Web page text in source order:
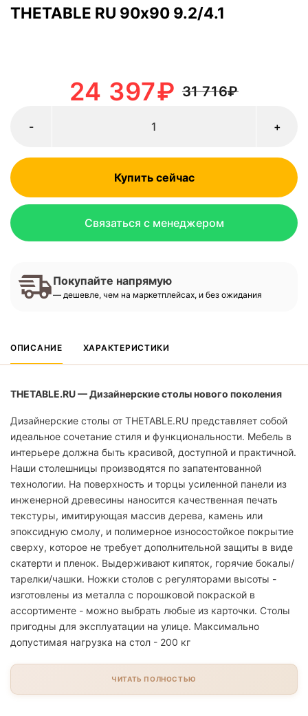
THETABLE RU 90х90 9.2/4.1
31 716₽
24 397₽
+
-
Купить сейчас
Связаться с менеджером
Покупайте напрямую
— дешевле, чем на маркетплейсах, и без ожидания
ОПИСАНИЕ ХАРАКТЕРИСТИКИ
THETABLE.RU — Дизайнерские столы нового поколения
Дизайнерские столы от THETABLE.RU представляет собой
идеальное сочетание стиля и функциональности. Мебель в
интерьере должна быть красивой, доступной и практичной.
Наши столешницы производятся по запатентованной
технологии. На поверхность и торцы усиленной панели из
инженерной древесины наносится качественная печать
текстуры, имитирующая массив дерева, камень или
эпоксидную смолу, и полимерное износостойкое покрытие
сверху, которое не требует дополнительной защиты в виде
скатерти и пленок. Выдерживают кипяток, горячие бокалы/
тарелки/чашки. Ножки столов с регуляторами высоты -
изготовлены из металла с порошковой покраской в
ассортименте - можно выбрать любые из карточки. Столы
пригодны для эксплуатации на улице. Максимально
допустимая нагрузка на стол - 200 кг
ЧИТАТЬ ПОЛНОСТЬЮ